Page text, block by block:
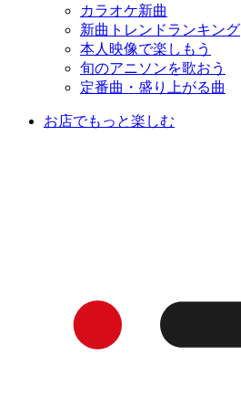
カラオケ新曲
新曲トレンドランキング
本人映像で楽しもう
旬のアニソンを歌おう
定番曲・盛り上がる曲
お店でもっと楽しむ